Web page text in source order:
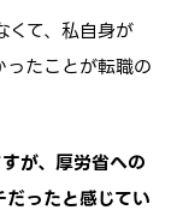
くて、私自身が
ったことが転職の
が、厚労省への
ったと感じてい